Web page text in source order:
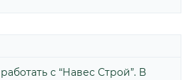
с “Навес Строй”. В